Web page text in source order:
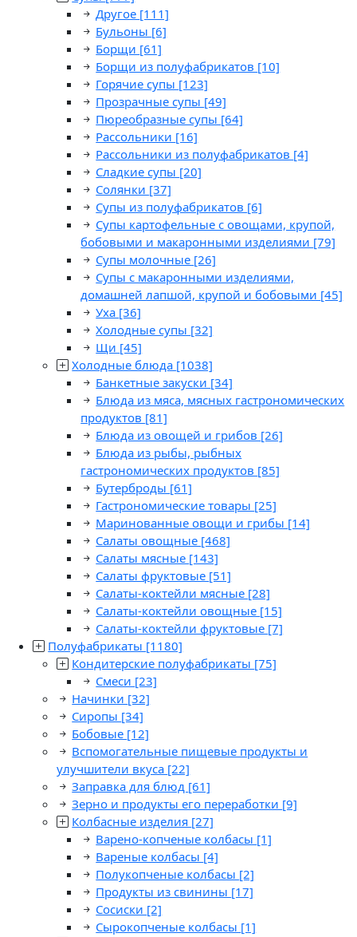
Другое [111]
Бульоны [6]
Борщи [61]
Борщи из полуфабрикатов [10]
Горячие супы [123]
Прозрачные супы [49]
Пюреобразные супы [64]
Рассольники [16]
Рассольники из полуфабрикатов [4]
Сладкие супы [20]
Солянки [37]
Супы из полуфабрикатов [6]
Супы картофельные с овощами, крупой,
бобовыми и макаронными изделиями [79]
Супы молочные [26]
Супы с макаронными изделиями,
домашней лапшой, крупой и бобовыми [45]
Уха [36]
Холодные супы [32]
Щи [45]
Холодные блюда [1038]
Банкетные закуски [34]
Блюда из мяса, мясных гастрономических
продуктов [81]
Блюда из овощей и грибов [26]
Блюда из рыбы, рыбных
гастрономических продуктов [85]
Бутерброды [61]
Гастрономические товары [25]
Маринованные овощи и грибы [14]
Салаты овощные [468]
Салаты мясные [143]
Салаты фруктовые [51]
Салаты-коктейли мясные [28]
Салаты-коктейли овощные [15]
Салаты-коктейли фруктовые [7]
Полуфабрикаты [1180]
Кондитерские полуфабрикаты [75]
Смеси [23]
Начинки [32]
Сиропы [34]
Бобовые [12]
Вспомогательные пищевые продукты и
улучшители вкуса [22]
Заправка для блюд [61]
Зерно и продукты его переработки [9]
Колбасные изделия [27]
Варено-копченые колбасы [1]
Вареные колбасы [4]
Полукопченые колбасы [2]
Продукты из свинины [17]
Сосиски [2]
Сырокопченые колбасы [1]